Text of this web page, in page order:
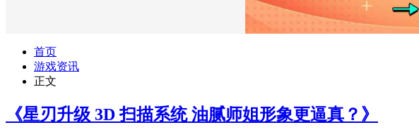
首页
游戏资讯
正文
《星刃升级 3D 扫描系统 油腻师姐形象更逼真？》